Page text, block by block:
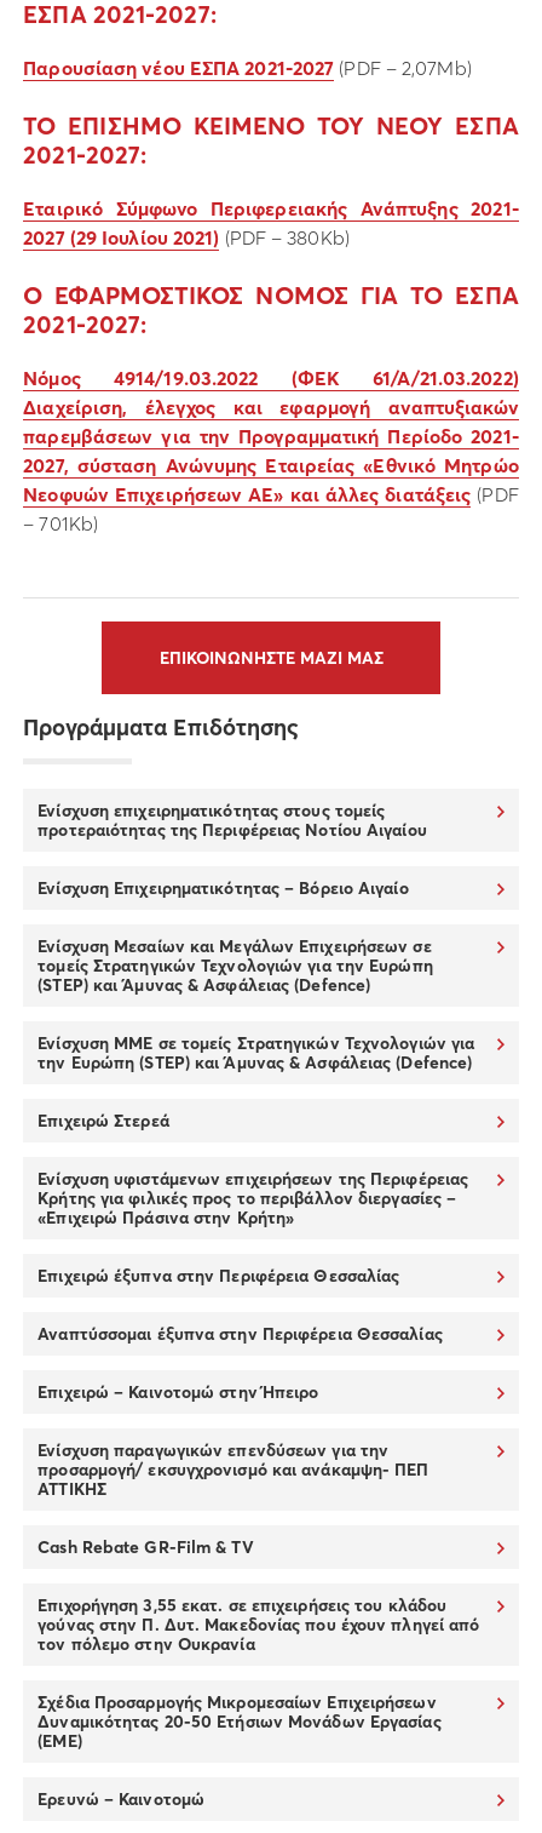
ΕΣΠΑ 2021-2027:
Παρουσίαση νέου ΕΣΠΑ 2021-2027 (PDF – 2,07Mb)
ΤΟ ΕΠΙΣΗΜΟ ΚΕΙΜΕΝΟ ΤΟΥ ΝΕΟΥ ΕΣΠΑ
2021-2027:
Εταιρικό Σύμφωνο Περιφερειακής Ανάπτυξης 2021-
2027 (29 Ιουλίου 2021) (PDF – 380Kb)
Ο ΕΦΑΡΜΟΣΤΙΚΟΣ ΝΟΜΟΣ ΓΙΑ ΤΟ ΕΣΠΑ
2021-2027:
Νόμος 4914/19.03.2022 (ΦΕΚ 61/Α/21.03.2022)
Διαχείριση, έλεγχος και εφαρμογή αναπτυξιακών
παρεμβάσεων για την Προγραμματική Περίοδο 2021-
2027, σύσταση Ανώνυμης Εταιρείας «Εθνικό Μητρώο
Νεοφυών Επιχειρήσεων ΑΕ» και άλλες διατάξεις (PDF
– 701Kb)
ΕΠΙΚΟΙΝΩΝΗΣΤΕ ΜΑΖΙ ΜΑΣ
Προγράμματα Επιδότησης
Ενίσχυση επιχειρηματικότητας στους τομείς
προτεραιότητας της Περιφέρειας Νοτίου Αιγαίου
Ενίσχυση Επιχειρηματικότητας – Βόρειο Αιγαίο
Ενίσχυση Μεσαίων και Μεγάλων Επιχειρήσεων σε
τομείς Στρατηγικών Τεχνολογιών για την Ευρώπη
(STEP) και Άμυνας & Ασφάλειας (Defence)
Ενίσχυση ΜΜΕ σε τομείς Στρατηγικών Τεχνολογιών για
την Ευρώπη (STEP) και Άμυνας & Ασφάλειας (Defence)
Επιχειρώ Στερεά
Ενίσχυση υφιστάμενων επιχειρήσεων της Περιφέρειας
Κρήτης για φιλικές προς το περιβάλλον διεργασίες –
«Επιχειρώ Πράσινα στην Κρήτη»
Επιχειρώ έξυπνα στην Περιφέρεια Θεσσαλίας
Αναπτύσσομαι έξυπνα στην Περιφέρεια Θεσσαλίας
Επιχειρώ – Καινοτομώ στην Ήπειρο
Ενίσχυση παραγωγικών επενδύσεων για την
προσαρμογή/ εκσυγχρονισμό και ανάκαμψη- ΠΕΠ
ΑΤΤΙΚΗΣ
Cash Rebate GR-Film & TV
Επιχορήγηση 3,55 εκατ. σε επιχειρήσεις του κλάδου
γούνας στην Π. Δυτ. Μακεδονίας που έχουν πληγεί από
τον πόλεμο στην Ουκρανία
Σχέδια Προσαρμογής Μικρομεσαίων Επιχειρήσεων
Δυναμικότητας 20-50 Ετήσιων Μονάδων Εργασίας
(EME)
Ερευνώ – Καινοτομώ